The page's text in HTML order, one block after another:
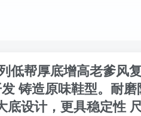
低帮厚底增高老爹风
铸造原味鞋型。耐
设计，更具稳定性